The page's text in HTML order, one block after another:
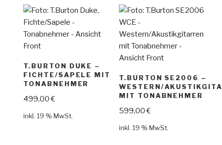
T.BURTON DUKE –
FICHTE/SAPELE MIT
TONABNEHMER
499,00€
inkl. 19 % MwSt.
T.BURTON SE2006 –
WESTERN/
MIT TONABNEHMER
599,00€
inkl. 19 % MwSt.